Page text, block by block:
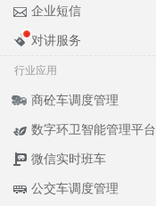
企业短信
对讲服务
行业应用
商砼车调度管理
数字环卫智能管理平台
微信实时班车
公交车调度管理